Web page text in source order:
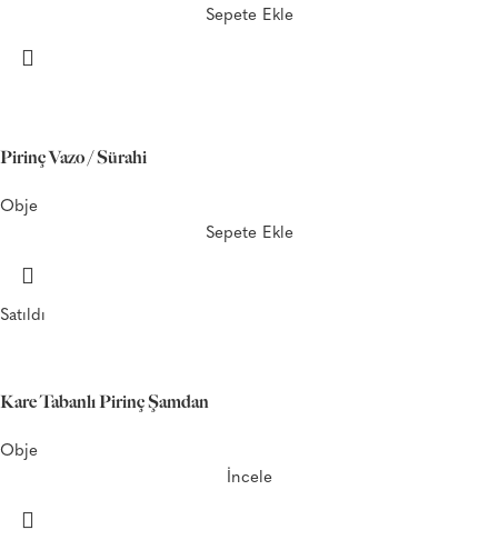
Sepete Ekle
Pirinç Vazo / Sürahi
Obje
Sepete Ekle
Satıldı
Kare Tabanlı Pirinç Şamdan
Obje
İncele